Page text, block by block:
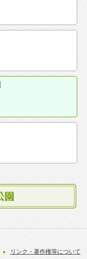
リンク・著作権等について